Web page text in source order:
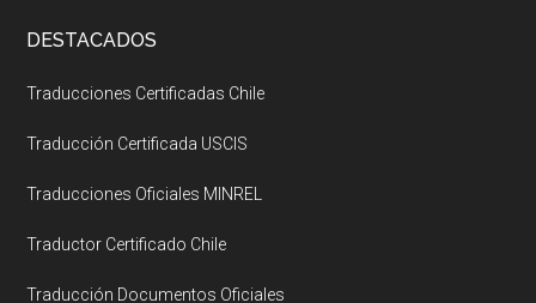
DESTACADOS
Traducciones Certificadas Chile
Traducción Certificada USCIS
Traducciones Oficiales MINREL
Traductor Certificado Chile
Traducción Documentos Oficiales